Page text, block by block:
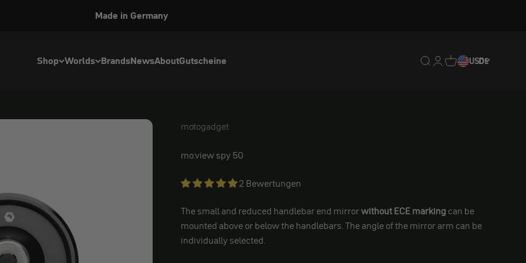
Made in Germany
Shop Worlds BrandsNewsAboutGutscheine Translation missing:
Translation missing:
Translation
USDDE
motogadget
motogadget
mo.view spy 50
2 Bewertungen
The small and reduced handlebar end mirrorwithout ECE marking can be
mounted above or below the handlebars. The angle of the mirror arm can be
individually selected.